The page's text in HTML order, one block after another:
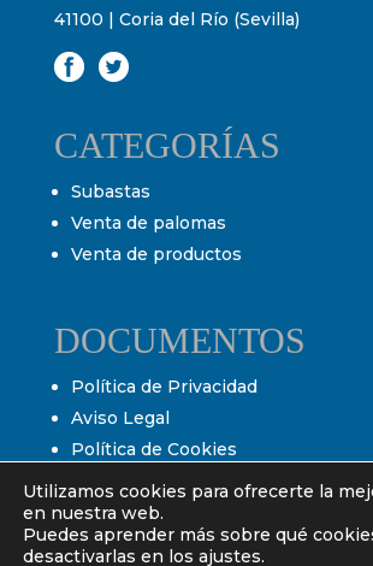
41100 | Coria del Río (Sevilla)
CATEGORÍAS
Subastas
Venta de palomas
Venta de productos
DOCUMENTOS
Política de Privacidad
Aviso Legal
Política de Cookies
Condiciones de venta
Condiciones de subasta
Utilizamos cookies para ofrecerte la
en nuestra web.
Puedes aprender más sobre qué
desactivarlas en los ajustes.